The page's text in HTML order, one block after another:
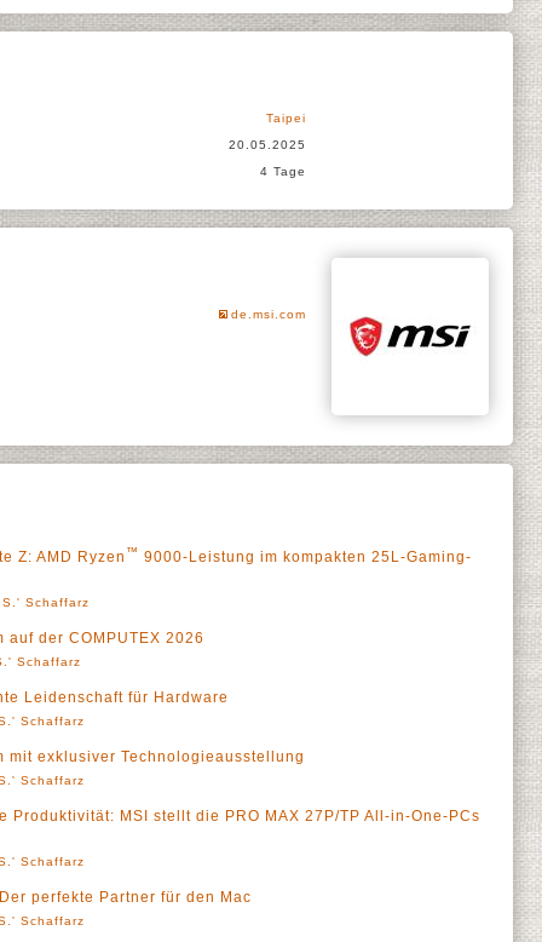
Taipei
20.05.2025
4 Tage
de.msi.com
Z: AMD Ryzen ™ 9000-Leistung im kompakten 25L-Gaming-
S.' Schaffarz
der COMPUTEX 2026
Schaffarz
Leidenschaft für Hardware
Schaffarz
mit exklusiver Technologieausstellung
Schaffarz
Produktivität: MSI stellt die PRO MAX 27P/TP All-in-One-PCs
Schaffarz
perfekte Partner für den Mac
Schaffarz